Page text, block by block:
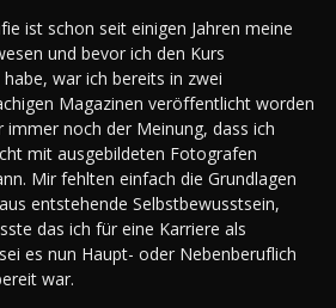
ist schon seit einigen Jahren meine
und bevor ich den Kurs
war ich bereits in zwei
Magazinen veröffentlicht worden
immer noch der Meinung, dass ich
mit ausgebildeten Fotografen
Mir fehlten einfach die Grundlagen
entstehende Selbstbewusstsein,
das ich für eine Karriere als
es nun Haupt- oder Nebenberuflich
war.